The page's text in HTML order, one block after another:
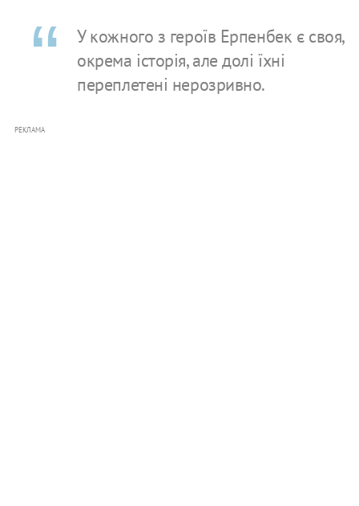
У кожного з героїв Ерпенбек є своя,
окрема історія, але долі їхні
переплетені нерозривно.
РЕКЛАМА